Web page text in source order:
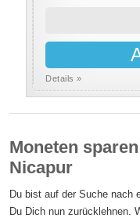
Details »
Moneten
Nicapur
Du bist auf der Suche nach
Du Dich nun zurücklehnen.